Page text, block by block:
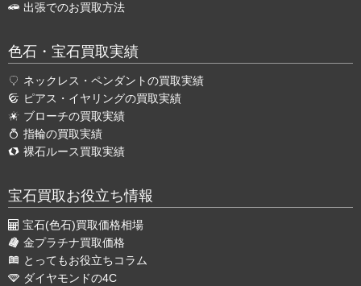
出張でのお買取方法
色石・宝石買取実績
ネックレス・ペンダントの買取実績
ピアス・イヤリングの買取実績
ブローチの買取実績
指輪の買取実績
裸石ルース買取実績
宝石買取お役立ち情報
宝石(色石)買取価格相場
金プラチナ買取価格
とってもお役立ちコラム
ダイヤモンドの4C